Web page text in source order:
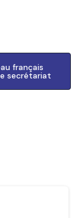
français
secrétariat